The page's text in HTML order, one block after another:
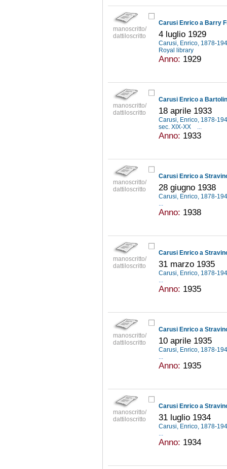
manoscritto/
dattiloscritto
Carusi Enrico a Barry
4 luglio 1929
Carusi, Enrico, 1878-
Royal library
Anno: 1929
manoscritto/
dattiloscritto
Carusi Enrico a
18 aprile 1933
Carusi, Enrico, 1878-
sec. XIX-XX
...
Anno: 1933
manoscritto/
dattiloscritto
Carusi Enrico a
28 giugno 1938
Carusi, Enrico, 1878-
...
Anno: 1938
manoscritto/
dattiloscritto
Carusi Enrico a
31 marzo 1935
Carusi, Enrico, 1878-
...
Anno: 1935
manoscritto/
dattiloscritto
Carusi Enrico a
10 aprile 1935
Carusi, Enrico, 1878-
...
Anno: 1935
manoscritto/
dattiloscritto
Carusi Enrico a
31 luglio 1934
Carusi, Enrico, 1878-
...
Anno: 1934